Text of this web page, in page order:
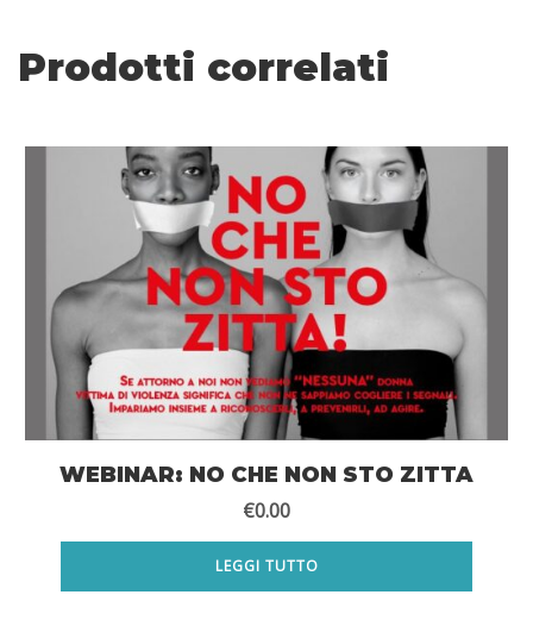
Prodotti correlati
WEBINAR: NO CHE NON STO ZITTA
€0.00
LEGGI TUTTO